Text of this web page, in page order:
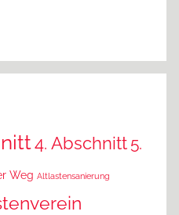
4. Abschnitt 5.
Weg Altlastensanierung